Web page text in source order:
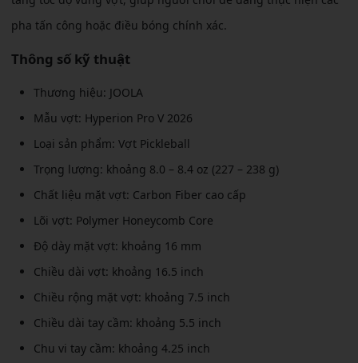
pha tấn công hoặc điều bóng chính xác.
Thông số kỹ thuật
Thương hiệu: JOOLA
Mẫu vợt: Hyperion Pro V 2026
Loại sản phẩm: Vợt Pickleball
Trọng lượng: khoảng 8.0 – 8.4 oz (227 – 238 g)
Chất liệu mặt vợt: Carbon Fiber cao cấp
Lõi vợt: Polymer Honeycomb Core
Độ dày mặt vợt: khoảng 16 mm
Chiều dài vợt: khoảng 16.5 inch
Chiều rộng mặt vợt: khoảng 7.5 inch
Chiều dài tay cầm: khoảng 5.5 inch
Chu vi tay cầm: khoảng 4.25 inch